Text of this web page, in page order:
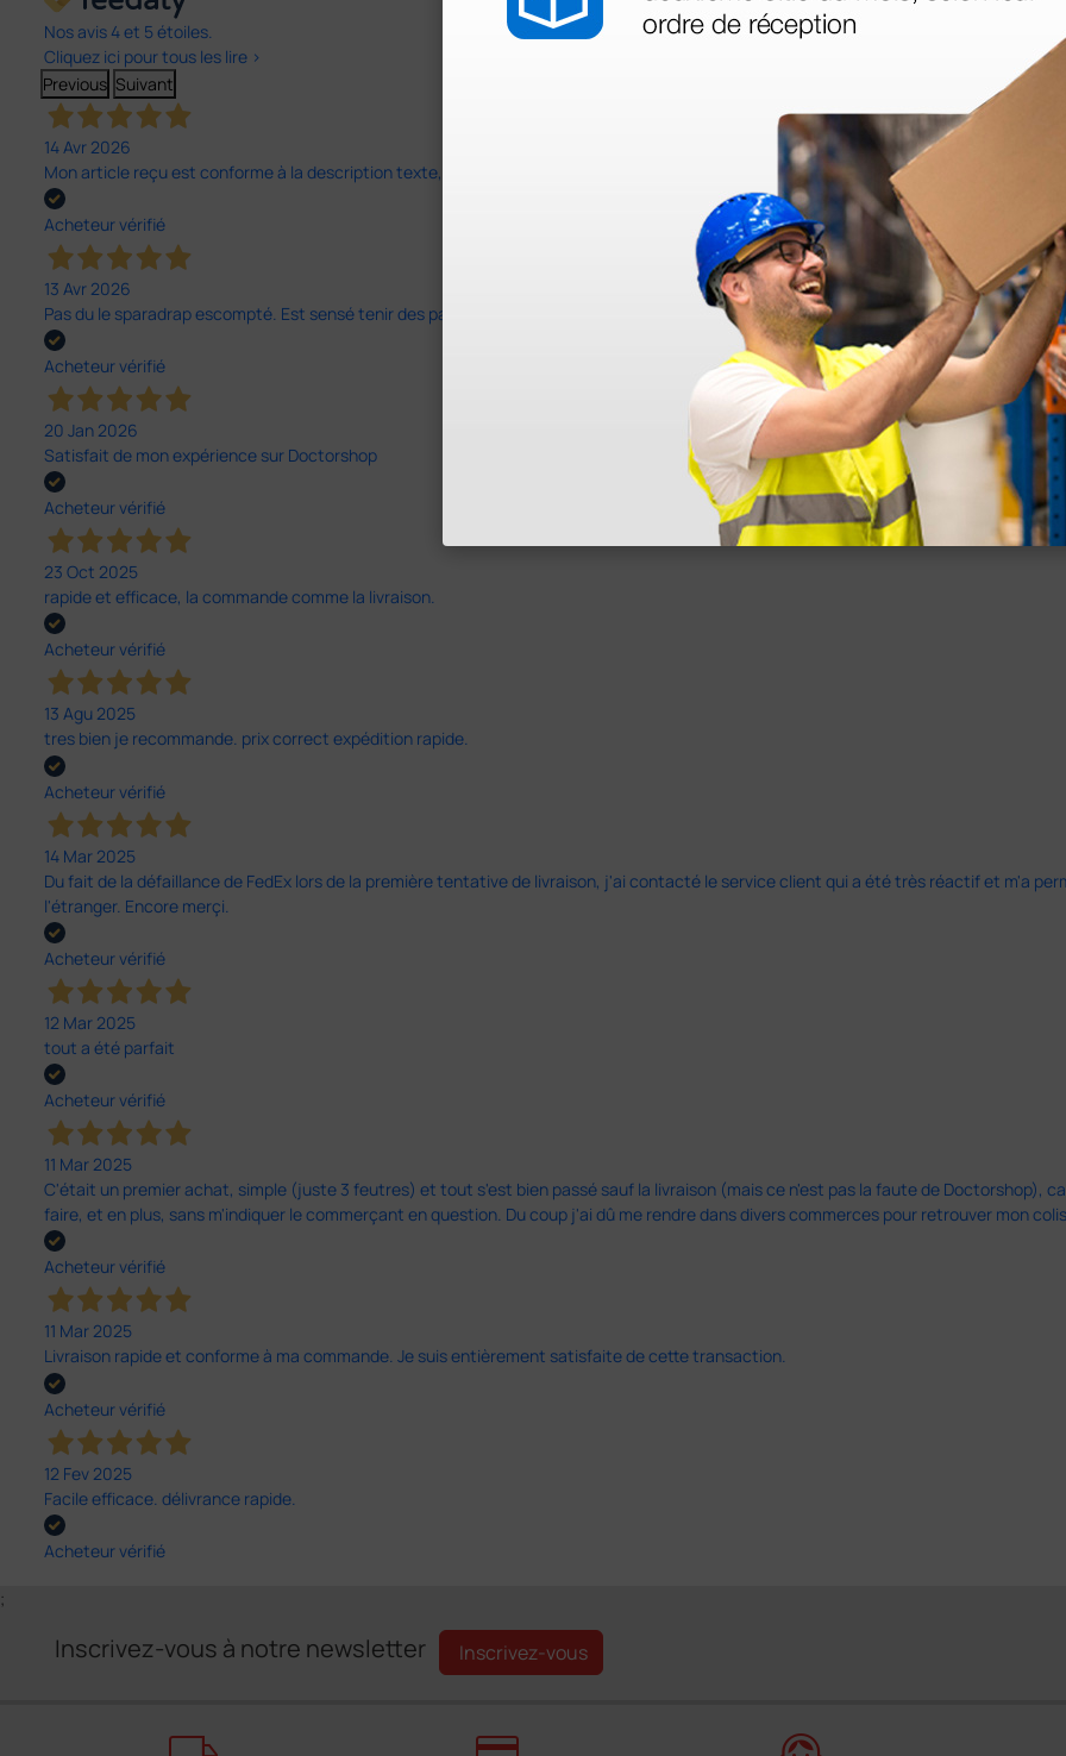
Nos avis 4 et 5 étoiles.
Cliquez ici pour tous les lire >
Previous Suivant
14 Avr 2026
Mon article reçu est conforme à la description texte, image et vidéo proposée par le site.
Acheteur vérifié
13 Avr 2026
Pas du le sparadrap escompté. Est sensé tenir des pansements épais ! Ce n'est pas le cas. En ce qui concerne la livraison, elle a été
Acheteur vérifié
20 Jan 2026
Satisfait de mon expérience sur Doctorshop
Acheteur vérifié
23 Oct 2025
rapide et efficace, la commande comme la livraison.
Acheteur vérifié
13 Agu 2025
tres bien je recommande. prix correct expédition rapide.
Acheteur vérifié
14 Mar 2025
Du fait de la défaillance de FedEx lors de la première tentative de livraison, j'ai contacté le service client qui a été très réactif et m'a
l'étranger. Encore merçi.
Acheteur vérifié
12 Mar 2025
tout a été parfait
Acheteur vérifié
11 Mar 2025
C'était un premier achat, simple (juste 3 feutres) et tout s'est bien passé sauf la livraison (mais ce n'est pas la faute de Doctorshop),
faire, et en plus, sans m'indiquer le commerçant en question. Du coup j'ai dû me rendre dans divers commerces pour retrouver mon
Acheteur vérifié
11 Mar 2025
Livraison rapide et conforme à ma commande. Je suis entièrement satisfaite de cette transaction.
Acheteur vérifié
12 Fev 2025
Facile efficace. délivrance rapide.
Acheteur vérifié
;
Inscrivez-vous à notre newsletter Inscrivez-vous